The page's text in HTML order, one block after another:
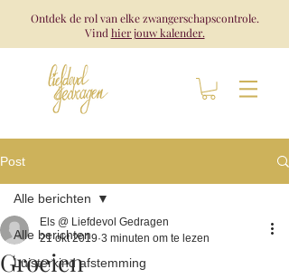
Ontdek de rol van elke zwangerschapscontrole.
Vind hier jouw kalender.
Post
Alle berichten
Luisterkind afstemming
Alle berichten
Groeien
Els @ Liefdevol Gedragen
21 okt 2019 3 minuten om te lezen